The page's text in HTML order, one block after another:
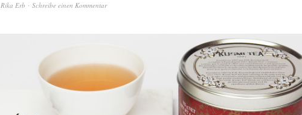
Rika Erb Schreibe einen Kommentar